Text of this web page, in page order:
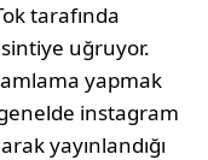
tarafında
uğruyor.
yapmak
genelde instagram
yayınlandığı